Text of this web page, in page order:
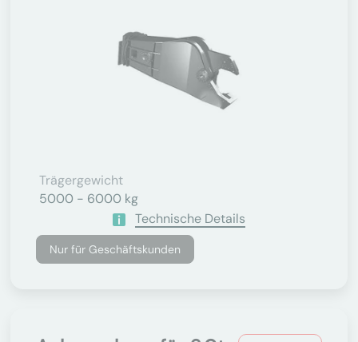
Trägergewicht
5000 - 6000 kg
Technische Details
Nur für Geschäftskunden